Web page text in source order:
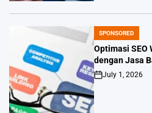
POSTED
IN
SPONSORED
Optimasi SEO
dengan Jasa
Post
Date
July 1, 2026